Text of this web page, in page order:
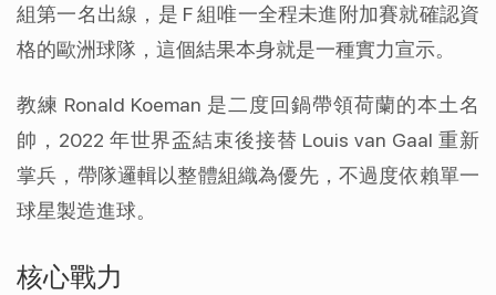
組第一名出線，是 F 組唯一全程未進附加賽就確認資
格的歐洲球隊，這個結果本身就是一種實力宣示。
教練 Ronald Koeman 是二度回鍋帶領荷蘭的本土名
帥，2022 年世界盃結束後接替 Louis van Gaal 重新
掌兵，帶隊邏輯以整體組織為優先，不過度依賴單一
球星製造進球。
核心戰力